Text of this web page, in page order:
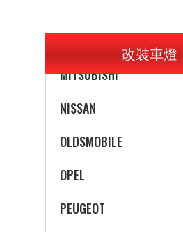
改裝車燈
MINI
MITSUBISHI
NISSAN
OLDSMOBILE
OPEL
PEUGEOT